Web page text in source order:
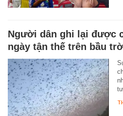
Người dân ghi lại được
ngày tận thế trên bầu